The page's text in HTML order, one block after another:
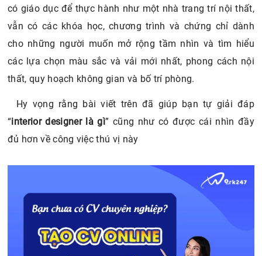
có giáo dục để thực hành như một nhà trang trí nội thất,
vẫn có các khóa học, chương trình và chứng chỉ dành
cho những người muốn mở rộng tầm nhìn và tìm hiểu
các lựa chọn màu sắc và vải mới nhất, phong cách nội
thất, quy hoạch không gian và bố trí phòng.
Hy vọng rằng bài viết trên đã giúp bạn tự giải đáp
“interior designer là gì” cũng như có được cái nhìn đầy
đủ hơn về công việc thú vị này